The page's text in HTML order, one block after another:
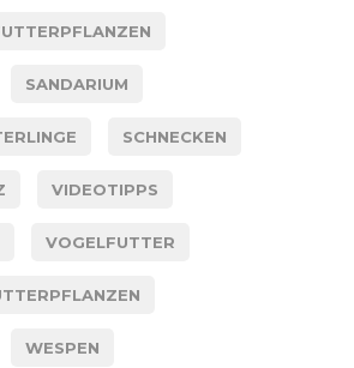
SANDARIUM
SCHNECKEN
VIDEOTIPPS
VOGELFUTTER
WESPEN